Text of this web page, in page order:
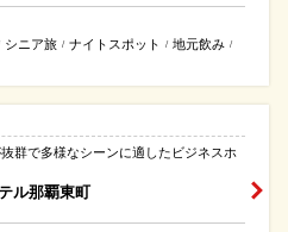
シニア旅 / ナイトスポット / 地元飲み /
群で多様なシーンに適したビジネスホ
ル那覇東町